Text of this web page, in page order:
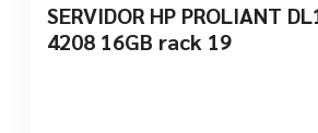
28 Mar, 2022
SERVIDOR HP PROLIANT
4208 16GB rack 19